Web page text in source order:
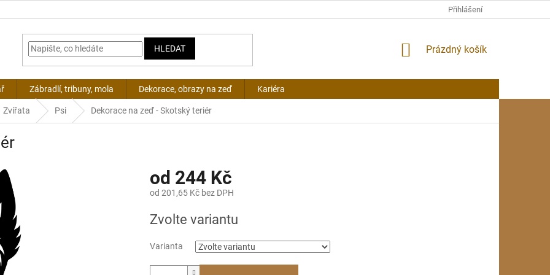
Přihlášení
HLEDAT
NÁKUPNÍ
Prázdný košík
Zábradlí, tribuny, mola Dekorace, obrazy na zeď Kariéra
Zvířata Psi Dekorace na zeď - Skotský teriér
od 244 Kč
od 201,65 Kč bez DPH
cena:
Zvolte variantu
Varianta